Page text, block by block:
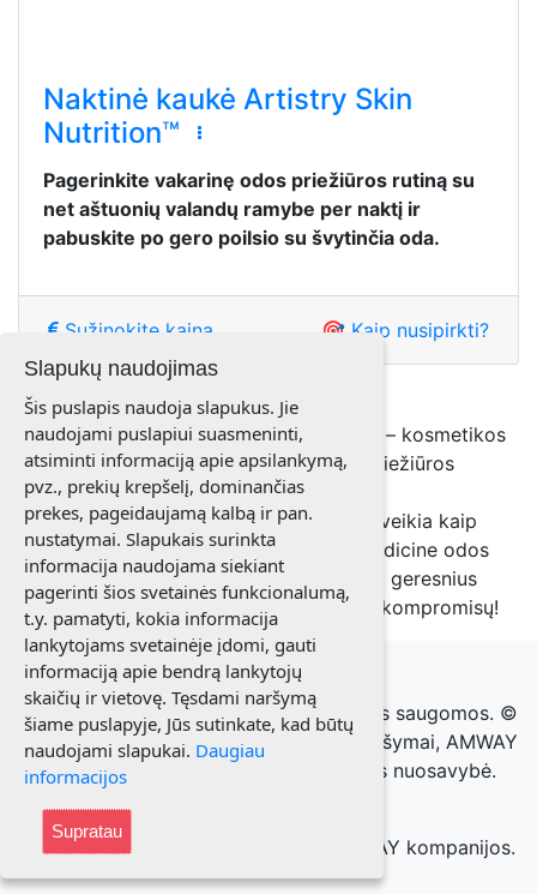
Naktinė kaukė ‌Artistry Skin
Nutrition™
Pagerinkite vakarinę odos priežiūros rutiną su
net aštuonių valandų ramybe per naktį ir
pabuskite po gero poilsio su švytinčia oda.
Sužinokite kainą 🎯 Kaip nusipirkti?
Susipažinkite su Artistry Skin Nutrition™ – kosmetikos
priemonių linija, kuri atlieps jūsų odos priežiūros
poreikius.
Artistry Skin Nutrition serijos produktai veikia kaip
maisto papildai odai, neapsiribodami tradicine odos
priežiūra ir leisdami pasiekti akivaizdžiai geresnius
rezultatus, oda atrodys sveikai be jokių kompromisų!
© 2021 Elenutė Misevičienė. Visos teisės saugomos. ©
AMWAY prekių paveikslėliai, prekių aprašymai, AMWAY
prekiniai ženklai yra AMWAY kompanijos nuosavybė.
Puslapis patikrintas ir patvirtintas AMWAY kompanijos.
Slapukų naudojimas
Šis puslapis naudoja slapukus. Jie
naudojami puslapiui suasmeninti,
atsiminti informaciją apie apsilankymą,
pvz., prekių krepšelį, dominančias
prekes, pageidaujamą kalbą ir pan.
nustatymai. Slapukais surinkta
informacija naudojama siekiant
pagerinti šios svetainės funkcionalumą,
t.y. pamatyti, kokia informacija
lankytojams svetainėje įdomi, gauti
informaciją apie bendrą lankytojų
skaičių ir vietovę. Tęsdami naršymą
šiame puslapyje, Jūs sutinkate, kad būtų
naudojami slapukai. Daugiau
informacijos
Supratau